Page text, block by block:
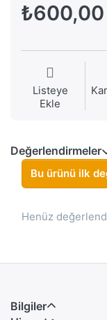
₺600,00
Listeye
Ekle
Değerlendirmeler
Bu ürünü ilk
Henüz
Bilgiler